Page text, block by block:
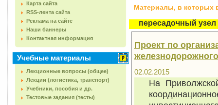
Карта сайта
RSS-лента сайта
Реклама на сайте
Наши баннеры
Контактная информация
Учебные материалы
Лекционные вопросы (общее)
Лекции (логистика, транспорт)
Учебники, пособия и др.
Тестовые задания (тесты)
Материалы, в которых
пересадочный узел
Проект по
02.02.2015
На